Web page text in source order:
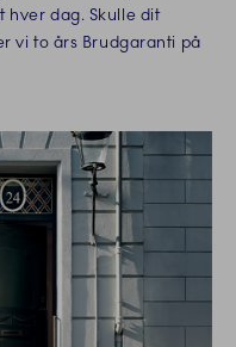
hver dag. Skulle dit
vi to års Brudgaranti på